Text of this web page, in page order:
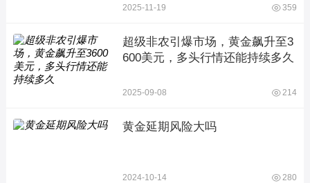
2025-11-19 359
超级非农引爆市场，黄金飙升至3
600美元，多头行情还能持续多久
2025-09-08 214
黄金延期风险大吗
2024-10-14 280